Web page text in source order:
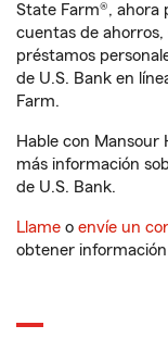
State Farm®, ahora
cuentas de
préstamos
de U.S. Bank en
Farm.
Hable con Mansour
más información
de U.S. Bank.
Llame o envíe un
obtener